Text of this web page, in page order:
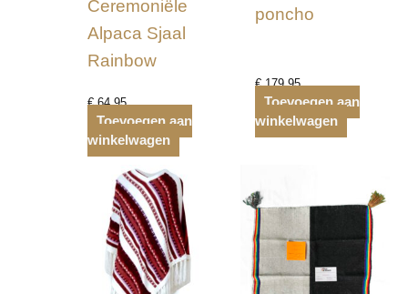
Ceremoniële
Alpaca Sjaal
Rainbow
€64,95
Toevoegen aan
winkelwagen
poncho
€179,95
Toevoegen aan
winkelwagen